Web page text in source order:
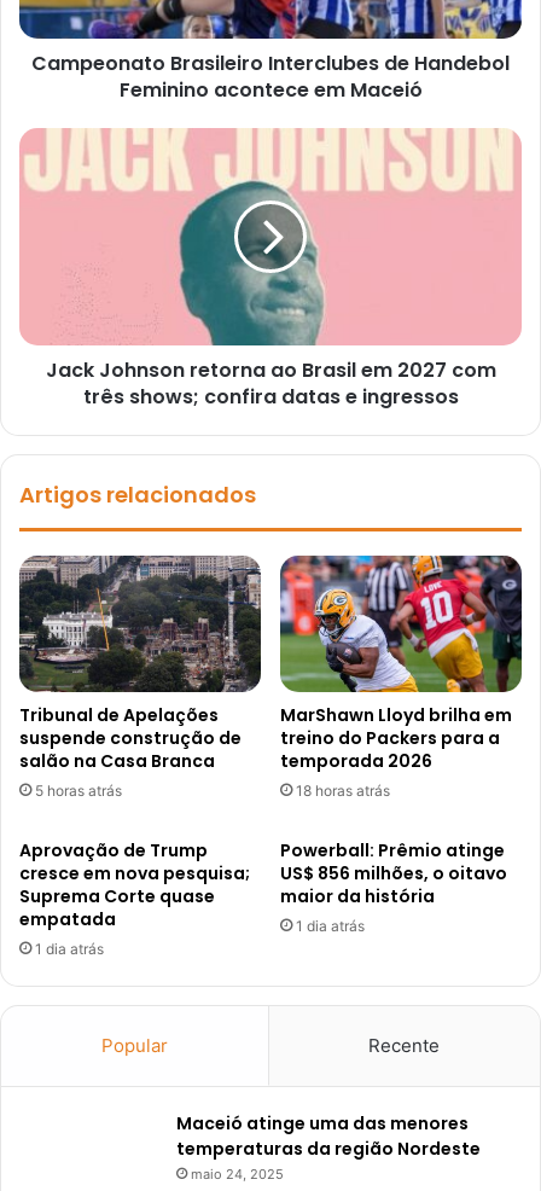
Campeonato Brasileiro Interclubes de Handebol
Feminino acontece em Maceió
Jack Johnson retorna ao Brasil em 2027 com
três shows; confira datas e ingressos
Artigos relacionados
Tribunal de Apelações
suspende construção de
salão na Casa Branca
5 horas atrás
MarShawn Lloyd brilha em
treino do Packers para a
temporada 2026
18 horas atrás
Aprovação de Trump
cresce em nova pesquisa;
Suprema Corte quase
empatada
1 dia atrás
Powerball: Prêmio atinge
US$ 856 milhões, o oitavo
maior da história
1 dia atrás
Popular Recente
Maceió atinge uma das menores
temperaturas da região Nordeste
maio 24, 2025